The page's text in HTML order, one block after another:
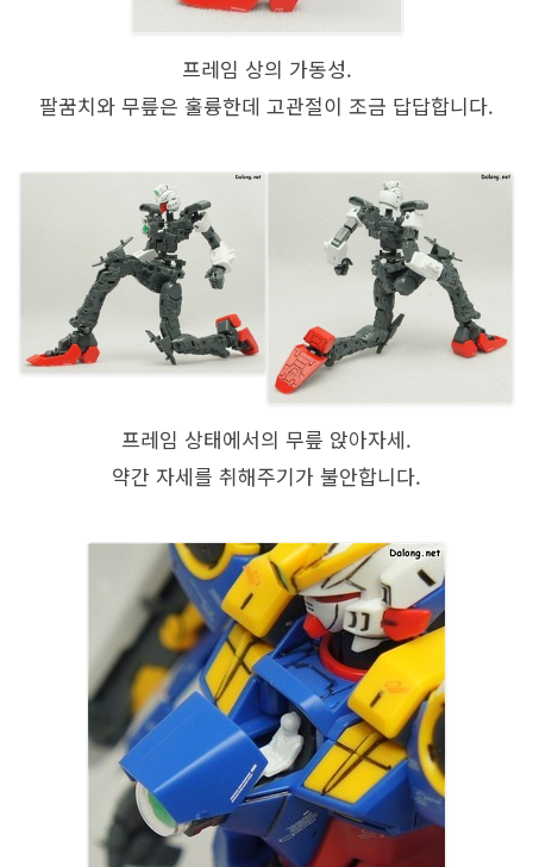
프레임 상의 가동성.
팔꿈치와 무릎은 훌륭한데 고관절이 조금 답답합니다.
프레임 상태에서의 무릎 앉아자세.
약간 자세를 취해주기가 불안합니다.